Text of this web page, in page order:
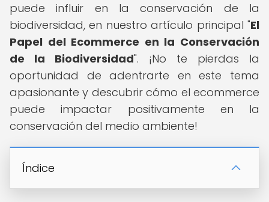
puede influir en la conservación de la
biodiversidad, en nuestro artículo principal "El
Papel del Ecommerce en la Conservación
de la Biodiversidad". ¡No te pierdas la
oportunidad de adentrarte en este tema
apasionante y descubrir cómo el ecommerce
puede impactar positivamente en la
conservación del medio ambiente!
Índice